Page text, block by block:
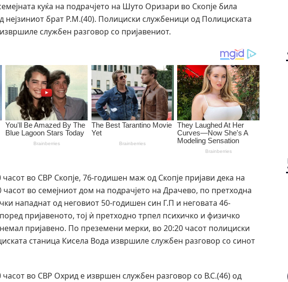
куќа на подрачјето на Шуто Оризари во Скопје била
нејзиниот брат Р.М.(40). Полициски службеници од Полициската
службен разговор со пријавениот.
во СВР Скопје, 76-годишен маж од Скопје пријави дека на
часот во семејниот дом на подрачјето на Драчево, по претходна
нападнат од неговиот 50-годишен син Г.П и неговата 46-
пријавеното, тој ѝ претходно трпел психичко и физичко
пријавено. По преземени мерки, во 20:20 часот полициски
станица Кисела Вода извршиле службен разговор со синот
часот во СВР Охрид е извршен службен разговор со В.С.(46) од